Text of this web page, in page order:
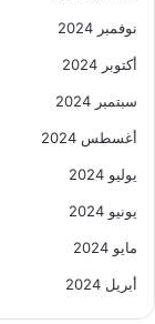
نوفمبر 2024
أكتوبر 2024
سبتمبر 2024
أغسطس 2024
يوليو 2024
يونيو 2024
مايو 2024
أبريل 2024